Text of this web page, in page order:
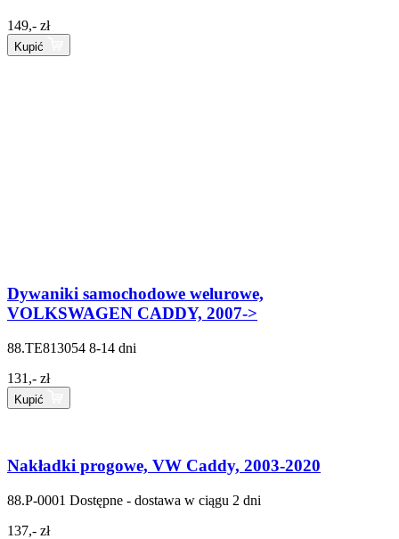
149,- zł
Kupić
Dywaniki samochodowe welurowe,
VOLKSWAGEN CADDY, 2007->
88.TE813054 8-14 dni
131,- zł
Kupić
Nakładki progowe, VW Caddy, 2003-2020
88.P-0001 Dostępne - dostawa w ciągu 2 dni
137,- zł